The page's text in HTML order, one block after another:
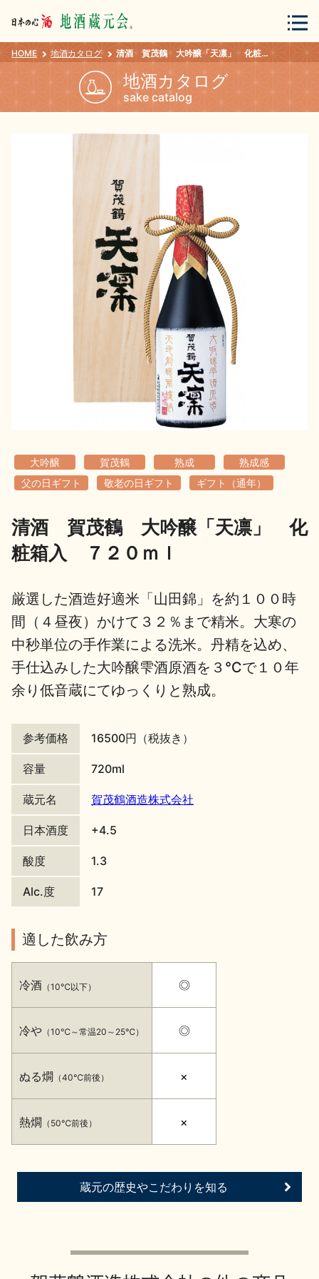
会員登録 ログイン
地酒カタログ
地酒解体新書
お楽しみコンテンツ
歳時記 地酒蔵元会検定
地酒川柳 地酒小説
地酒・イベント情報
イベント情報TOP 新商品・おすすめ商品
季節の商品 イベント情報
美味しい地酒の選び方
地酒蔵元会とは
HOME 地酒カタログ 清酒 賀茂鶴 大吟醸「天凛」 化粧箱入 ７２０ｍｌ
地酒カタログ
sake catalog
大吟醸 賀茂鶴 熟成
熟成感
父の日ギフト
敬老の日ギフト ギフト（通年）
清酒 賀茂鶴 大吟醸「天凛」 化
粧箱入 ７２０ｍｌ
厳選した酒造好適米「山田錦」を約１００時
間（４昼夜）かけて３２％まで精米。大寒の
中秒単位の手作業による洗米。丹精を込め、
手仕込みした大吟醸雫酒原酒を３℃で１０年
余り低音蔵にてゆっくりと熟成。
参考価格 16500円（税抜き）
容量 720ml
蔵元名 賀茂鶴酒造株式会社
日本酒度 +4.5
酸度 1.3
Alc.度 17
適した飲み方
冷酒 （10℃以下）
冷や （10℃～常温20～25℃）
ぬる燗 （40℃前後）
熱燗 （50℃前後）
◎
◎
×
×
蔵元の歴史やこだわりを知る